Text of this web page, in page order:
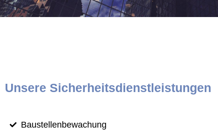
Unsere Sicherheitsdienstleistungen
Baustellenbewachung